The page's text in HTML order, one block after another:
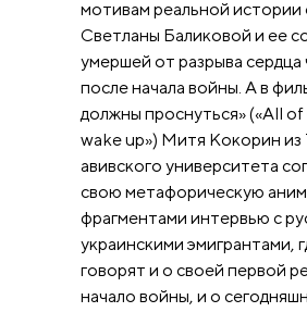
мотивам реальной истории
Светланы Баликовой и ее
умершей от разрыва сердца
после начала войны. А в
должны проснуться» («All
wake up») Митя Кокорин из
авивского университета
свою метафорическую
фрагментами интервью с
украинскими эмигрантами,
говорят и о своей первой
начало войны, и о